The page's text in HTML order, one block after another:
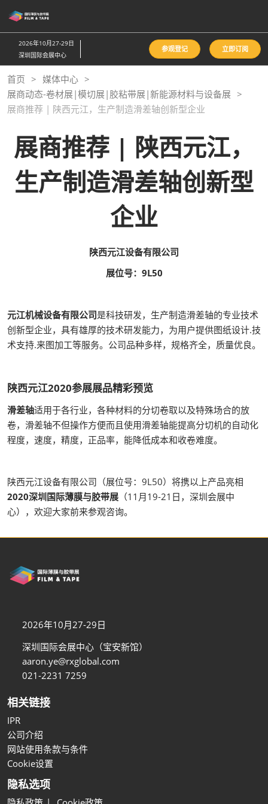
接
跳
至
内
容
2026年10月27-29日
深圳国际会展中心
参观登记 立即订阅
首页
媒体中心
展商动态-卷材展|模切展|胶粘带展|新能源材料与设备展
展商推荐 | 陕西元江，生产制造滑差轴创新型企业
展商推荐 | 陕西元江，
生产制造滑差轴创新型
企业
陕西元江设备有限公司
展位号：9L50
元江机械设备有限公司是科技研发，生产制造滑差轴的专业技术
创新型企业，具有雄厚的技术研发能力，为用户提供图纸设计.技
术支持.来图加工等服务。公司品种多样，规格齐全，质量优良。
陕西元江2020参展展品精彩预览
滑差轴适用于各行业，各种材料的分切卷取以及特殊场合的放
卷，滑差轴不但操作方便而且使用滑差轴能提高分切机的自动化
程度，速度，精度，正品率，能降低成本和收卷难度。
陕西元江设备有限公司（展位号：9L50）将携以上产品亮相
2020深圳国际薄膜与胶带展 （11月19-21日，深圳会展中
心），欢迎大家前来参观咨询。
2026年10月27-29日
深圳国际会展中心（宝安新馆）
aaron.ye@rxglobal.com
021-2231 7259
相关链接
IPR
公司介绍
网站使用条款与条件
Cookie设置
隐私选项